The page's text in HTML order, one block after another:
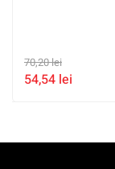
70,20lei
54,54 lei